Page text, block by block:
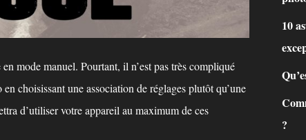
mode manuel. Pourtant, il n’est pas très compliqué
choisissant une association de réglages plutôt qu’une
d’utiliser votre appareil au maximum de ces
10
?